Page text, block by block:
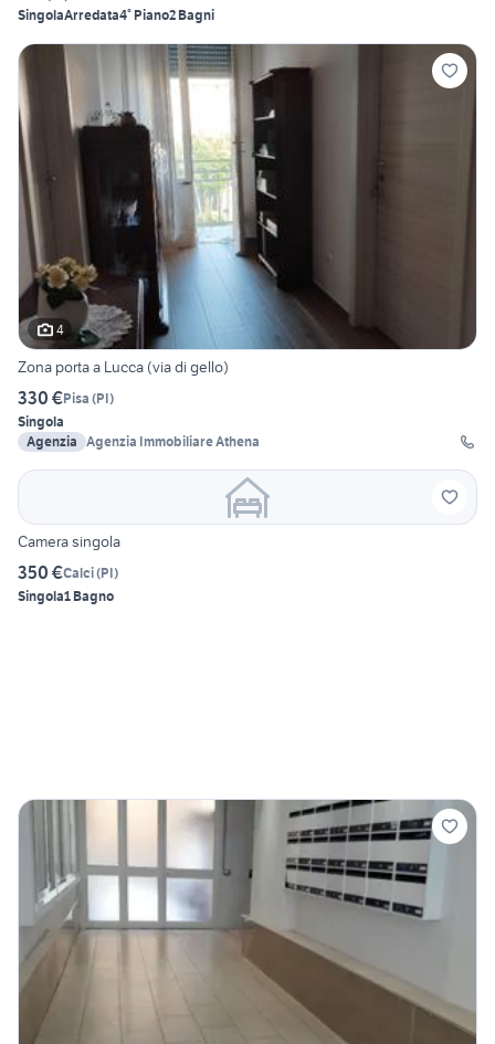
SingolaArredata4° Piano2 Bagni
4
Zona porta a Lucca (via di gello)
330 €Pisa (PI)
Singola
Agenzia Agenzia Immobiliare Athena
Camera singola
350 €Calci(PI)
Singola1 Bagno